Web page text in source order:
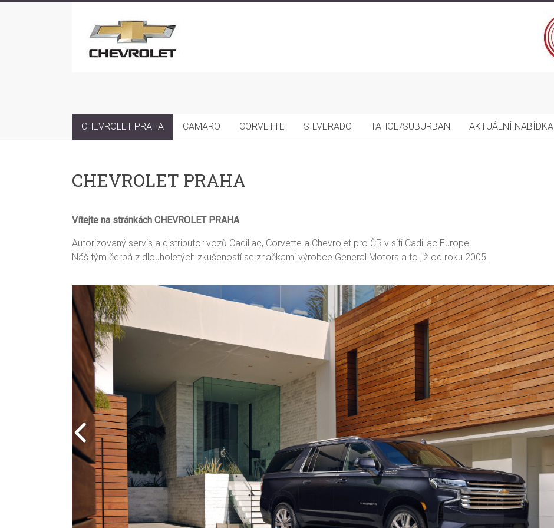
Chevrolet
Praha
CHEVROLET PRAHA CAMARO CORVETTE SILVERADO TAHOE/SUBURBAN AKTUÁLNÍ NABÍDKA
CHEVROLET PRAHA
Vítejte na stránkách CHEVROLET PRAHA
Autorizovaný servis a distributor vozů Cadillac, Corvette a Chevrolet pro ČR v síti Cadillac Europe.
Náš tým čerpá z dlouholetých zkušeností se značkami výrobce General Motors a to již od roku 2005.